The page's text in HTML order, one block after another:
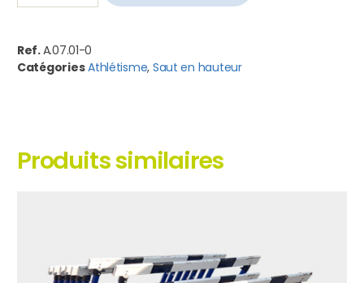
Ref.A.07.01-0
CatégoriesAthlétisme, Saut en hauteur
Produits similaires